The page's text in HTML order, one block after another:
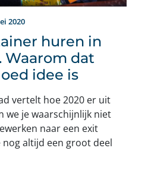
2020
huren in
Waarom dat
idee is
vertelt hoe 2020 er uit
we je waarschijnlijk niet
naar een exit
altijd een groot deel